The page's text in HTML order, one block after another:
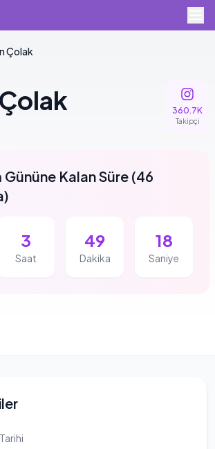
Çolak
Çolak 360.7K
Takipçi
Gününe Kalan Süre (46
)
3
Saat
49
Dakika
18
Saniye